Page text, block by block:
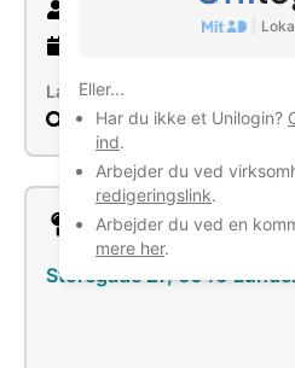
Eller...
Har du ikke et Unilogin?
ind.
Arbejder du ved
redigeringslink.
Arbejder du ved en
mere her.
Læs mere
Søg
Lokation
Storegade 27, 6640